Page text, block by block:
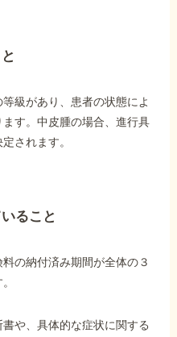
級があり、患者の状態によ
す。中皮腫の場合、進行具
されます。
ること
の納付済み期間が全体の３
や、具体的な症状に関する